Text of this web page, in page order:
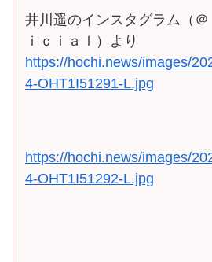
井川遥のインスタグラム（＠
ｉｃｉａｌ）より
https://hochi.news/images/
4-OHT1I51291-L.jpg
https://hochi.news/images/
4-OHT1I51292-L.jpg